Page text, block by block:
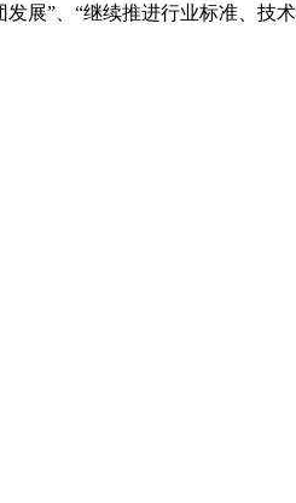
展”、“继续推进行业标准、技